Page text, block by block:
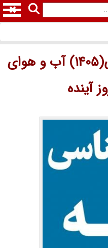
هواشناسی بانه ساعتی(1405) آب و هوای
آینده